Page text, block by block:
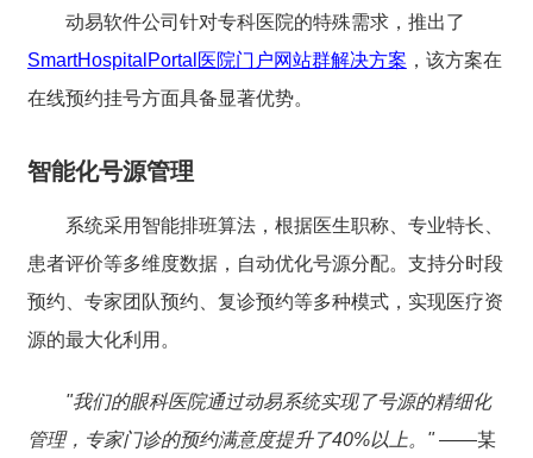
动易软件公司针对专科医院的特殊需求，推出了
SmartHospitalPortal医院门户网站群解决方案 ，该方案在
在线预约挂号方面具备显著优势。
智能化号源管理
系统采用智能排班算法，根据医生职称、专业特长、
患者评价等多维度数据，自动优化号源分配。支持分时段
预约、专家团队预约、复诊预约等多种模式，实现医疗资
源的最大化利用。
"我们的眼科医院通过动易系统实现了号源的精细化
管理，专家门诊的预约满意度提升了40%以上。"——某